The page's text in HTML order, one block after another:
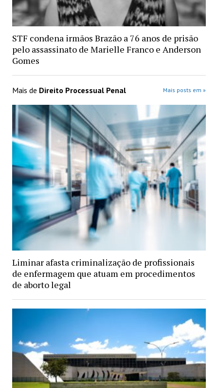
STF condena irmãos Brazão a 76 anos de prisão
pelo assassinato de Marielle Franco e Anderson
Gomes
Mais de Direito Processual Penal Mais posts em »
Liminar afasta criminalização de profissionais
de enfermagem que atuam em procedimentos
de aborto legal